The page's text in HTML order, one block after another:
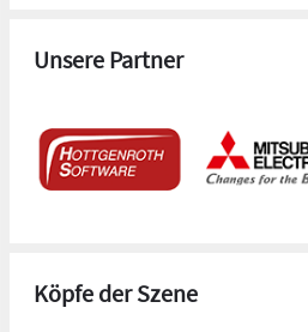
Unsere Partner
Köpfe der Szene